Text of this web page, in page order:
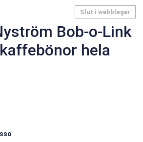
Slut i webblager
Bob-o-Link
hela